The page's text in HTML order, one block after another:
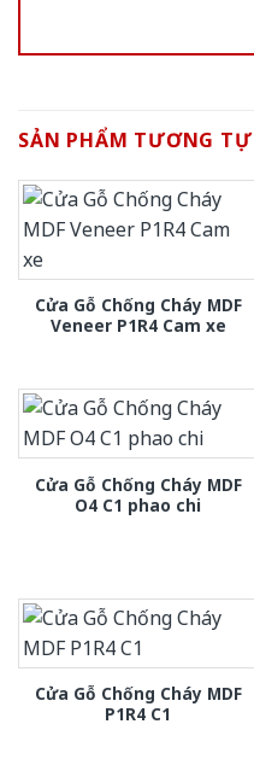
SẢN PHẨM TƯƠNG TỰ
Cửa Gỗ Chống Cháy MDF
Veneer P1R4 Cam xe
Cửa Gỗ Chống Cháy MDF
O4 C1 phao chi
Cửa Gỗ Chống Cháy MDF
P1R4 C1